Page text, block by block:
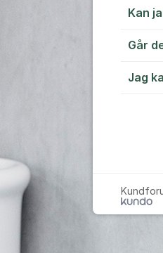
Kan
Går
Jag